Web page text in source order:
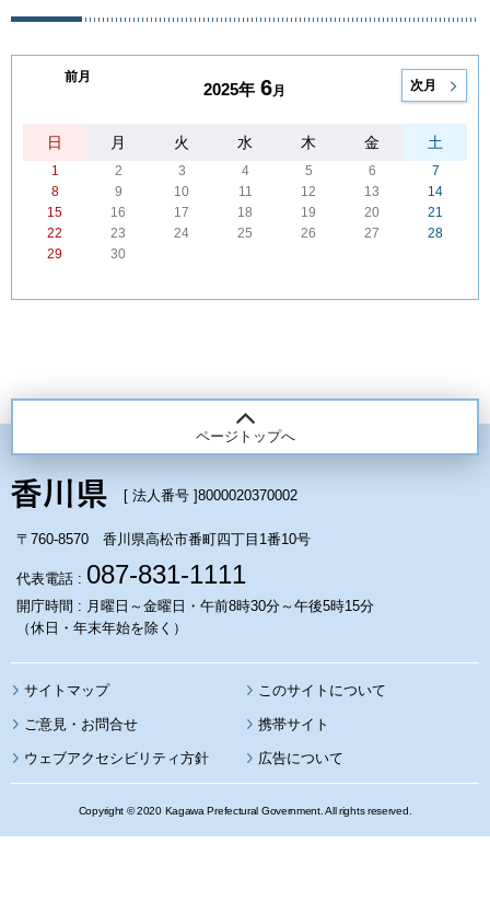
前月
2025年 6月 次月
日 月 火 水 木 金 土
1 2 3 4 5 6
7
8
9 10 11 12 13
14
15
16 17 18 19 20
21
22
23 24 25 26 27
28
29
30
ページトップへ
[ 法人番号 ]8000020370002
〒760-8570 香川県高松市番町四丁目1番10号
代表電話 : 087-831-1111
開庁時間 : 月曜日～金曜日・午前8時30分～午後5時15分
（休日・年末年始を除く）
サイトマップ このサイトについて
携帯サイト
ウェブアクセシビリティ方針 広告について
Copyright © 2020 Kagawa Prefectural Government. All rights reserved.